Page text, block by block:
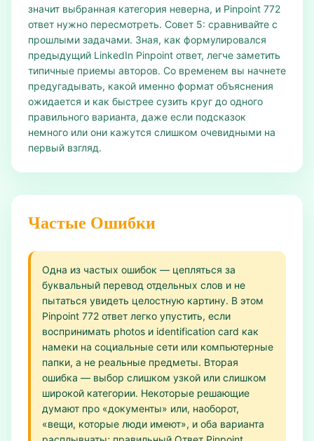
значит выбранная категория неверна, и Pinpoint 772
ответ нужно пересмотреть. Совет 5: сравнивайте с
прошлыми задачами. Зная, как формулировался
предыдущий LinkedIn Pinpoint ответ, легче заметить
типичные приемы авторов. Со временем вы начнете
предугадывать, какой именно формат объяснения
ожидается и как быстрее сузить круг до одного
правильного варианта, даже если подсказок
немного или они кажутся слишком очевидными на
первый взгляд.
Частые Ошибки
Одна из частых ошибок — цепляться за
буквальный перевод отдельных слов и не
пытаться увидеть целостную картину. В этом
Pinpoint 772 ответ легко упустить, если
воспринимать photos и identification card как
намеки на социальные сети или компьютерные
папки, а не реальные предметы. Вторая
ошибка — выбор слишком узкой или слишком
широкой категории. Некоторые решающие
думают про «документы» или, наоборот,
«вещи, которые люди имеют», и оба варианта